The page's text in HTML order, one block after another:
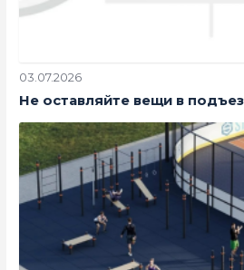
03.07.2026
Не оставляйте вещи в